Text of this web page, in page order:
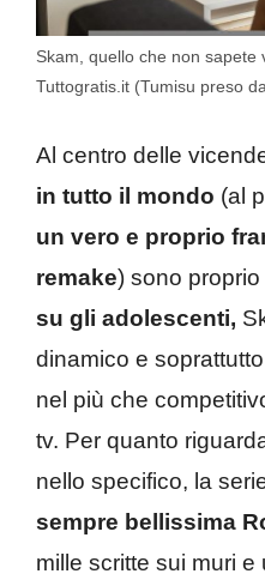
Skam, quello che non
Tuttogratis.it (Tumisu preso
Al centro delle
in tutto il mondo (al
un vero e proprio
remake) sono
su gli adolescenti,
dinamico e
nel più che
tv. Per quanto
nello specifico, la
sempre bellissima
mille scritte sui muri